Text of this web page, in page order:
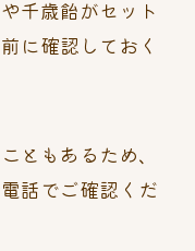
千歳飴がセット
に確認しておく
ともあるため、
話でご確認くだ